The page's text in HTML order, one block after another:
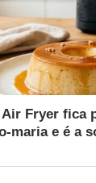
Fryer fica
maria e é a